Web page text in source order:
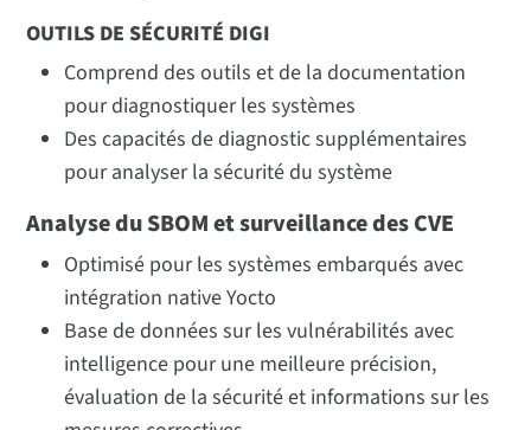
OUTILS DE SÉCURITÉ DIGI
Comprend des outils et de la documentation
pour diagnostiquer les systèmes
Des capacités de diagnostic supplémentaires
pour analyser la sécurité du système
Analyse du SBOM et surveillance des CVE
Optimisé pour les systèmes embarqués avec
intégration native Yocto
Base de données sur les vulnérabilités avec
intelligence pour une meilleure précision,
évaluation de la sécurité et informations sur les